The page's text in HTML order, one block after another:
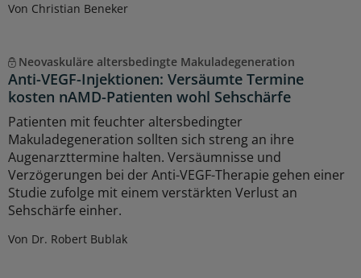
Von Christian Beneker
Neovaskuläre altersbedingte Makuladegeneration
Anti-VEGF-Injektionen: Versäumte Termine
kosten nAMD-Patienten wohl Sehschärfe
Patienten mit feuchter altersbedingter
Makuladegeneration sollten sich streng an ihre
Augenarzttermine halten. Versäumnisse und
Verzögerungen bei der Anti-VEGF-Therapie gehen einer
Studie zufolge mit einem verstärkten Verlust an
Sehschärfe einher.
Von Dr. Robert Bublak